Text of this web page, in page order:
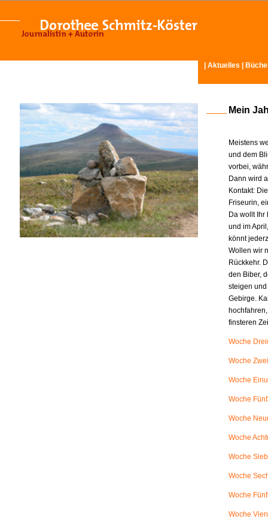
Aktuelles
Mein
Meistens
und dem
vorbei,
Dann wird
Kontakt:
Friseurin,
Da wollt
und im
könnt
Wollen wir
Rückkehr.
den Biber,
steigen
Gebirge.
finsteren
Woche
Woche
Woche
Woche
Woche
Woche
Woche
Woche
Woche
Woche